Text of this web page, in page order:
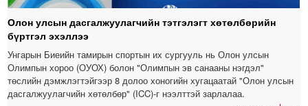
Олон улсын дасгалжуулагчийн тэтгэлэгт хөтөлбөрийн
бүртгэл эхэллээ
Унгарын Биеийн тамирын спортын их сургууль нь Олон улсын
Олимпын хороо (ОУОХ) болон "Олимпын эв санааны нэгдэл"
төслийн дэмжлэгтэйгээр 8 долоо хоногийн хугацаатай "Олон улсын
дасгалжуулагчийн хөтөлбөр" (ICC)-г нээлттэй зарлалаа.